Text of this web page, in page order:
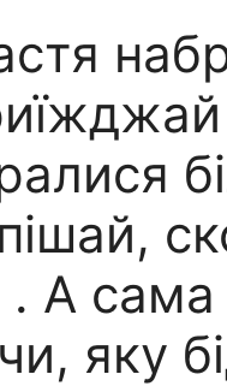
А сама
яку